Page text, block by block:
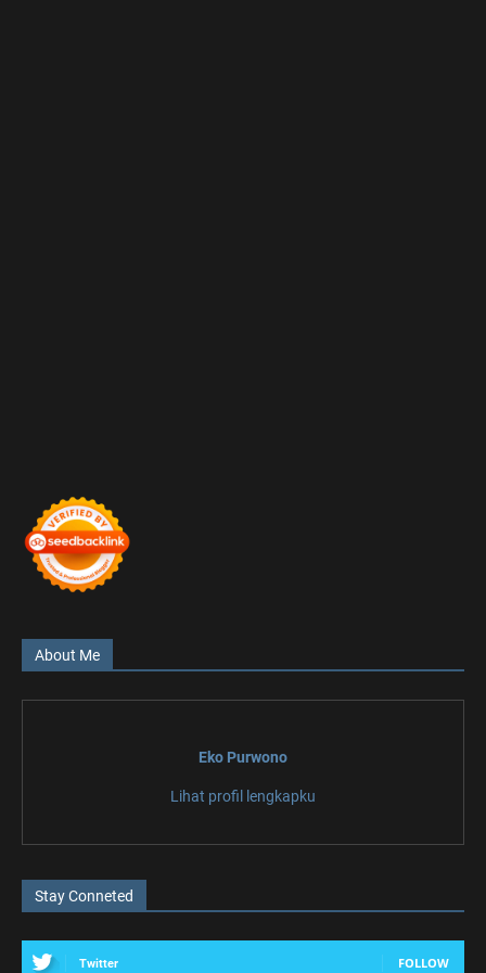
About Me
Eko Purwono
Lihat profil lengkapku
Stay Conneted
Twitter FOLLOW